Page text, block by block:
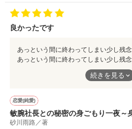
良かったです
あっという間に終わってしまい少し残念
もう少し見ていたかったです。
続きを見る
恋愛(純愛)
敏腕社長との秘密の身ごもり一夜～
えにきた御曹司に赤ちゃんごと溺愛
砂川雨路／著